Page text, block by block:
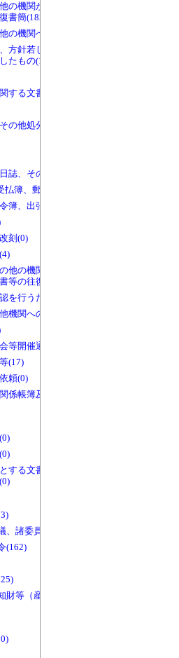
の機関からの諸令
書簡(182)
の機関への報告等(74)
方針若しくは計画又
たもの(14)
する文書(0)
の他処分(0)
誌、その他日誌(11)
簿、郵便物発送控(0)
簿、出張報告書(1)
刻(0)
他の機関、個人から
等の往復文書(2)
を行うためのもの(0)
機関への報告等(0)
等開催通知書(0)
(17)
頼(0)
係帳簿及び関係書類
する文書で資料とし
諸委員会等(1466)
(162)
財等（産官学連